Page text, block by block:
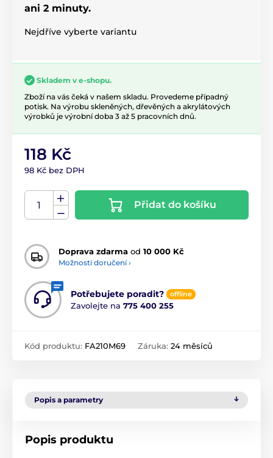
ani 2 minuty.
Nejdříve vyberte variantu
Skladem v e-shopu.
Zboží na vás čeká v našem skladu. Provedeme případný
potisk. Na výrobu skleněných, dřevěných a akrylátových
výrobků je výrobní doba 3 až 5 pracovních dnů.
118 Kč
98 Kč bez DPH
Přidat do košíku
Doprava zdarma od 10 000 Kč
Možnosti doručení ›
Potřebujete poradit? offline
Zavolejte na 775 400 255
Kód produktu: FA210M69 Záruka: 24 měsíců
Popis a parametry
Popis produktu